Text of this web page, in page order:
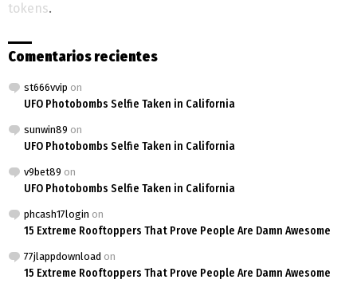
tokens.
Comentarios recientes
st666vvip on
UFO Photobombs Selfie Taken in California
sunwin89 on
UFO Photobombs Selfie Taken in California
v9bet89 on
UFO Photobombs Selfie Taken in California
phcash17login on
15 Extreme Rooftoppers That Prove People Are Damn Awesome
77jlappdownload on
15 Extreme Rooftoppers That Prove People Are Damn Awesome